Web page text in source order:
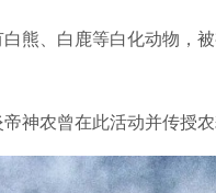
熊、白鹿等白化动物，
神农曾在此活动并传授